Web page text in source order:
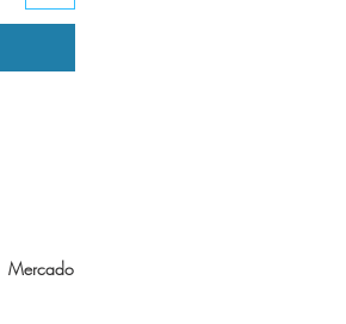
Mercado